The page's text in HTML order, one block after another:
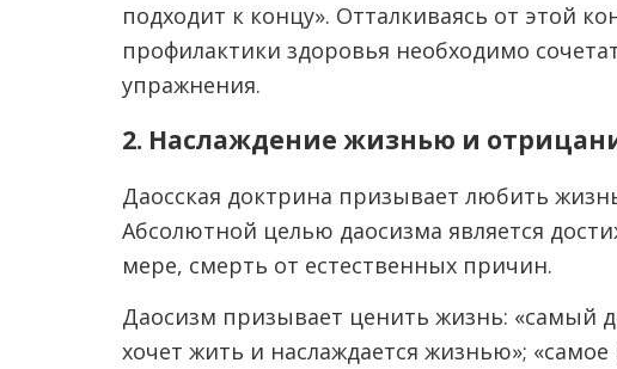
подходит к концу». Отталкиваясь от этой
профилактики здоровья необходимо
упражнения.
2. Наслаждение жизнью и
Даосская доктрина призывает любить
Абсолютной целью даосизма является
мере, смерть от естественных причин.
Даосизм призывает ценить жизнь: «самый
хочет жить и наслаждается жизнью»;